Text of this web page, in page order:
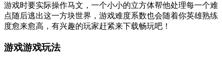
游戏时要实际操作马文，一个小小的立方体帮他处理每一个难
点随后逃出这一方块世界，游戏难度系数也会随着你英雄熟练
度愈来愈高，有兴趣的玩家赶紧来下载畅玩吧！
游戏游戏玩法